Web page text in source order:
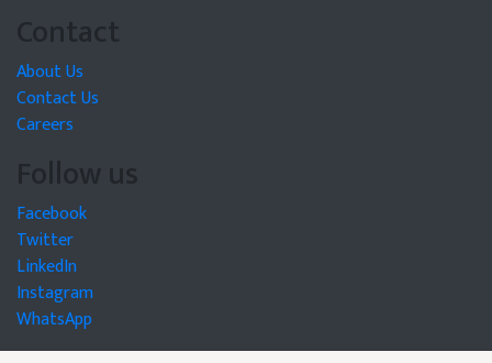
Contact
About Us
Contact Us
Careers
Follow us
Facebook
Twitter
LinkedIn
Instagram
WhatsApp